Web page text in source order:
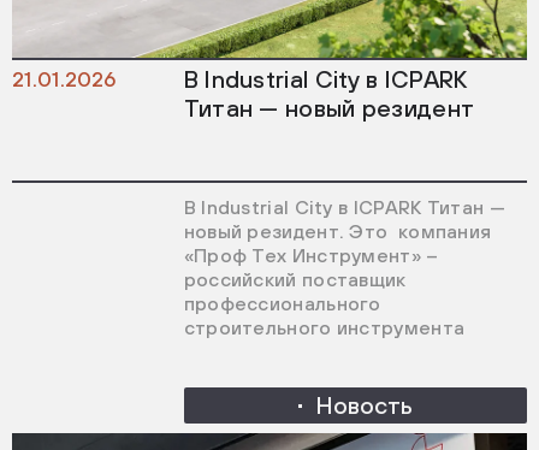
21.01.2026
В Industrial City в ICPARK
Титан — новый резидент
В Industrial City в ICPARK Титан —
новый резидент. Это компания
«Проф Тех Инструмент» –
российский поставщик
профессионального
строительного инструмента
Новость